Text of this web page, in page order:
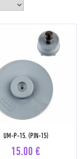
UM-P-15. (PIN-15)
15.00 €